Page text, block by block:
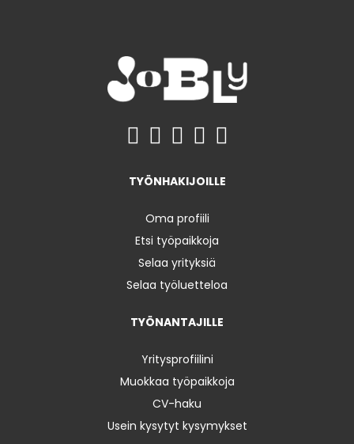
TYÖNHAKIJOILLE
Oma profiili
Etsi työpaikkoja
Selaa yrityksiä
Selaa työluetteloa
TYÖNANTAJILLE
Yritysprofiilini
Muokkaa työpaikkoja
CV-haku
Usein kysytyt kysymykset